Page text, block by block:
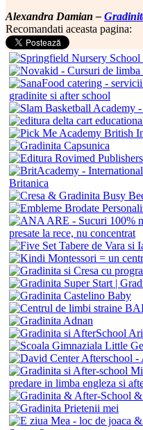
Alexandra Damian –
Recomandati aceasta pagina: